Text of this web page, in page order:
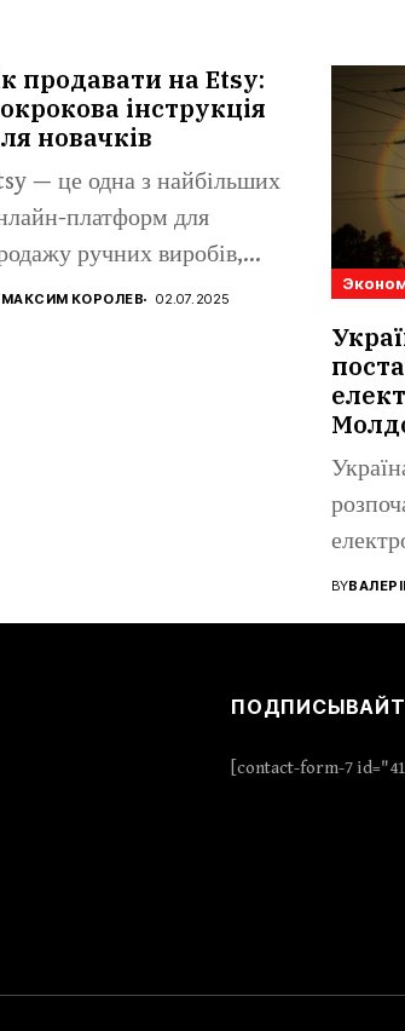
продавати на Etsy:
інструкція
новачків
— це одна з найбільших
платформ для
ручних виробів,
МАКСИМ КОРОЛЕВ 02.07.2025
для...
BY
[contact-form-7